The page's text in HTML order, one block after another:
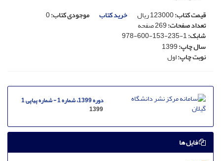
قیمت کتاب: ریال خرید کتاب موجودی کتاب:
تعداد صفحات: صفحه
شابک:
سال چاپ:
نوبت چاپ:اول
دوره 1399، شماره 1 - شماره پیاپی 1
1399
فایل ها